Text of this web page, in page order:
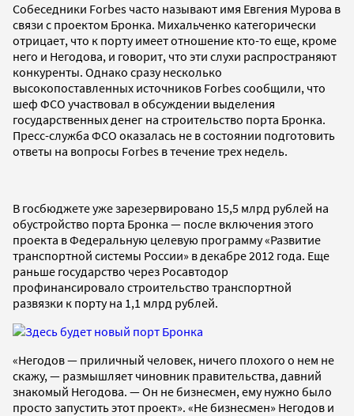
Собеседники Forbes часто называют имя Евгения Мурова в
связи с проектом Бронка. Михальченко категорически
отрицает, что к порту имеет отношение кто-то еще, кроме
него и Негодова, и говорит, что эти слухи распространяют
конкуренты. Однако сразу несколько
высокопоставленных источников Forbes сообщили, что
шеф ФСО участвовал в обсуждении выделения
государственных денег на строительство порта Бронка.
Пресс-служба ФСО оказалась не в состоянии подготовить
ответы на вопросы Forbes в течение трех недель.
В госбюджете уже зарезервировано 15,5 млрд рублей на
обустройство порта Бронка — после включения этого
проекта в Федеральную целевую программу «Развитие
транспортной системы России» в декабре 2012 года. Еще
раньше государство через Росавтодор
профинансировало строительство транспортной
развязки к порту на 1,1 млрд рублей.
«Негодов — приличный человек, ничего плохого о нем не
скажу, — размышляет чиновник правительства, давний
знакомый Негодова. — Он не бизнесмен, ему нужно было
просто запустить этот проект». «Не бизнесмен» Негодов и